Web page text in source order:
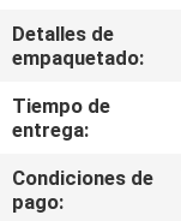
DE
CALIDAD
Detalles de
empaquetado:
Tiempo de
entrega:
Condiciones de
pago: